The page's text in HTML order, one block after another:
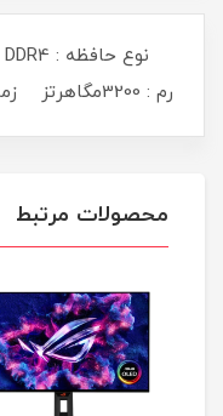
رم : 3200مگاهرتز زمان تاخیر : 16 واحد
محصولات مرتبط